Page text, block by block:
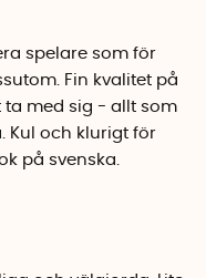
spelare som för
Fin kvalitet på
ta med sig - allt som
Kul och klurigt för
på svenska.